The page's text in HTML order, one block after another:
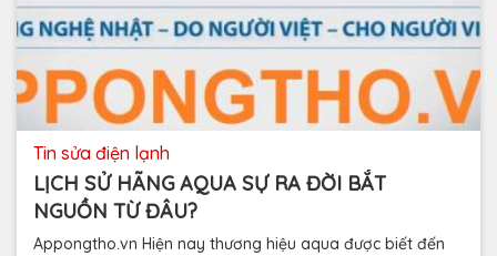
tin sửa điện lạnh
LỊCH SỬ HÃNG AQUA SỰ RA ĐỜI BẮT
NGUỒN TỪ ĐÂU?
Appongtho.vn Hiện nay thương hiệu aqua được biết đến